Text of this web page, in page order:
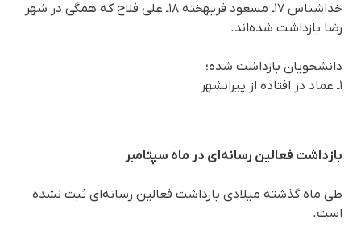
خداشناس ۱۷ـ مسعود فریهخته ۱۸ـ علی فلاح که همگی در شهر
رضا بازداشت شده‌اند.
دانشجویان بازداشت شده؛
۱ـ عماد در افتاده از پیرانشهر
بازداشت فعالین رسانه‌ای در ماه سپتامبر
طی ماه گذشته میلادی بازداشت فعالین رسانه‌ای ثبت نشده
است.